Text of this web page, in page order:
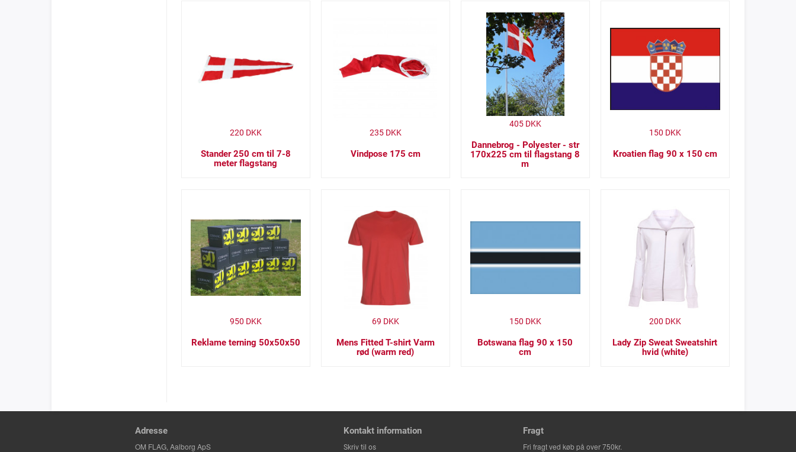
Stander 250 cm til 7-8
meter flagstang
220 DKK
Vindpose 175 cm
235DKK
Dannebrog - Polyester - str
170x225 cm til flagstang 8
m
405DKK
Kroatien flag 90 x 150 cm
150 DKK
Reklame terning 50x50x50
950 DKK
Mens Fitted T-shirt Varm
rød (warm red)
69 DKK
Botswana flag 90 x 150
cm
150 DKK
Lady Zip Sweat Sweatshirt
hvid (white)
200 DKK
Adresse
OM FLAG, Aalborg ApS
Kontakt information
Skriv til os
Fragt
Fri fragt ved køb på over 750kr.